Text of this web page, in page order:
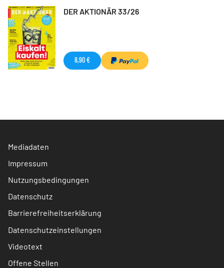
DER AKTIONÄR 33/26
8,90 €
Mediadaten
Impressum
Nutzungsbedingungen
Datenschutz
Barrierefreiheitserklärung
Datenschutzeinstellungen
Videotext
Offene Stellen